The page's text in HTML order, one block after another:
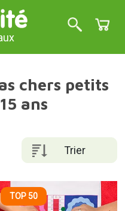
chers petits
ans
Trier
TOP 50